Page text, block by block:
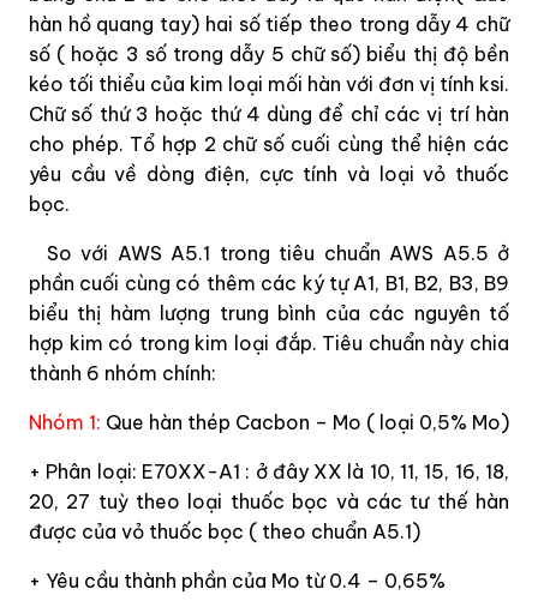
hàn hồ quang tay) hai số tiếp theo trong dẫy 4 chữ
số ( hoặc 3 số trong dẫy 5 chữ số) biểu thị độ bền
kéo tối thiểu của kim loại mối hàn với đơn vị tính ksi.
Chữ số thứ 3 hoặc thứ 4 dùng để chỉ các vị trí hàn
cho phép. Tổ hợp 2 chữ số cuối cùng thể hiện các
yêu cầu về dòng điện, cực tính và loại vỏ thuốc
bọc.
So với AWS A5.1 trong tiêu chuẩn AWS A5.5 ở
phần cuối cùng có thêm các ký tự A1, B1, B2, B3, B9
biểu thị hàm lượng trung bình của các nguyên tố
hợp kim có trong kim loại đắp. Tiêu chuẩn này chia
thành 6 nhóm chính:
Nhóm 1: Que hàn thép Cacbon – Mo ( loại 0,5% Mo)
+ Phân loại: E70XX-A1 : ở đây XX là 10, 11, 15, 16, 18,
20, 27 tuỳ theo loại thuốc bọc và các tư thế hàn
được của vỏ thuốc bọc ( theo chuẩn A5.1)
+ Yêu cầu thành phần của Mo từ 0.4 – 0,65%